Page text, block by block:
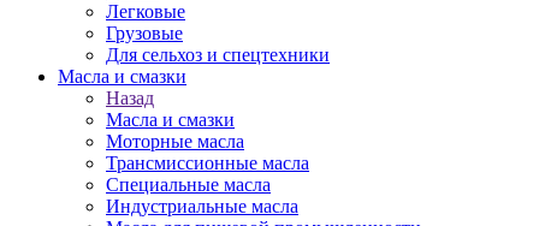
Легковые
Грузовые
Для сельхоз и спецтехники
Масла и смазки
Назад
Масла и смазки
Моторные масла
Трансмиссионные масла
Специальные масла
Индустриальные масла